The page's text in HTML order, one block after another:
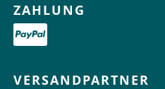
ZAHLUNG
VERSANDPARTNER